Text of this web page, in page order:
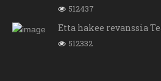
512437
Etta hakee revanssia
512332